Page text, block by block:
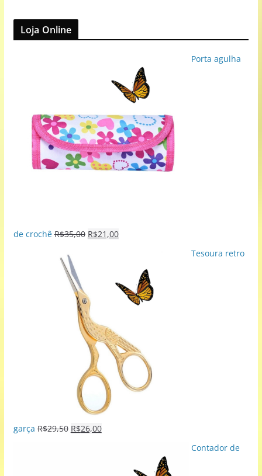
Loja Online
Porta agulha
de crochê R$35,00 R$21,00
Tesoura retro
garça R$29,50 R$26,00
Contador de